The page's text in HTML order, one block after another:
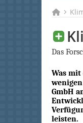
Das
Was
GmbH
leisten.